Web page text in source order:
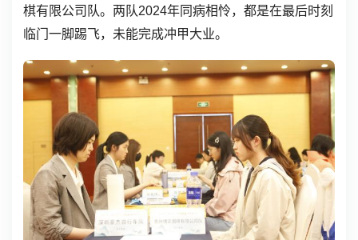
棋有限公司队。两队2024年同病相怜，都是在最后时刻
临门一脚踢飞，未能完成冲甲大业。